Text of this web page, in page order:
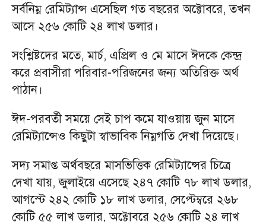
সর্বনিম্ন রেমিট্যান্স এসেছিল গত বছরের অক্টোবরে, তখন
আসে ২৫৬ কোটি ২৪ লাখ ডলার।
সংশ্লিষ্টদের মতে, মার্চ, এপ্রিল ও মে মাসে ঈদকে কেন্দ্র
করে প্রবাসীরা পরিবার-পরিজনের জন্য অতিরিক্ত অর্থ
পাঠান।
ঈদ-পরবর্তী সময়ে সেই চাপ কমে যাওয়ায় জুন মাসে
রেমিট্যান্সেও কিছুটা স্বাভাবিক নিম্নগতি দেখা দিয়েছে।
সদ্য সমাপ্ত অর্থবছরে মাসভিত্তিক রেমিট্যান্সের চিত্রে
দেখা যায়, জুলাইয়ে এসেছে ২৪৭ কোটি ৭৮ লাখ ডলার,
আগস্টে ২৪২ কোটি ১৮ লাখ ডলার, সেপ্টেম্বরে ২৬৮
কোটি ৫৫ লাখ ডলার, অক্টোবরে ২৫৬ কোটি ২৪ লাখ